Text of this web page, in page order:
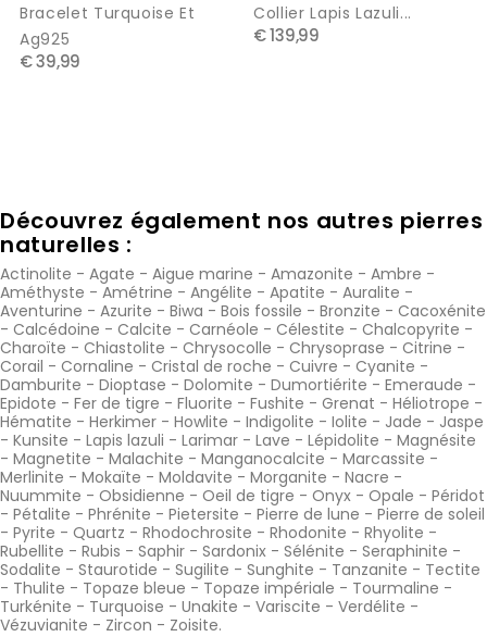
Bracelet Turquoise Et
Ag925
€ 39,99
Collier Lapis Lazuli...
€ 139,99
Découvrez également nos autres pierres
naturelles :
Actinolite - Agate - Aigue marine - Amazonite - Ambre -
Améthyste - Amétrine - Angélite - Apatite - Auralite -
Aventurine - Azurite - Biwa - Bois fossile - Bronzite - Cacoxénite
- Calcédoine - Calcite - Carnéole - Célestite - Chalcopyrite -
Charoïte - Chiastolite - Chrysocolle - Chrysoprase - Citrine -
Corail - Cornaline - Cristal de roche - Cuivre - Cyanite -
Damburite - Dioptase - Dolomite - Dumortiérite - Emeraude -
Epidote - Fer de tigre - Fluorite - Fushite - Grenat - Héliotrope -
Hématite - Herkimer - Howlite - Indigolite - Iolite - Jade - Jaspe
- Kunsite - Lapis lazuli - Larimar - Lave - Lépidolite - Magnésite
- Magnetite - Malachite - Manganocalcite - Marcassite -
Merlinite - Mokaïte - Moldavite - Morganite - Nacre -
Nuummite - Obsidienne - Oeil de tigre - Onyx - Opale - Péridot
- Pétalite - Phrénite - Pietersite - Pierre de lune - Pierre de soleil
- Pyrite - Quartz - Rhodochrosite - Rhodonite - Rhyolite -
Rubellite - Rubis - Saphir - Sardonix - Sélénite - Seraphinite -
Sodalite - Staurotide - Sugilite - Sunghite - Tanzanite - Tectite
- Thulite - Topaze bleue - Topaze impériale - Tourmaline -
Turkénite - Turquoise - Unakite - Variscite - Verdélite -
Vézuvianite - Zircon - Zoisite.